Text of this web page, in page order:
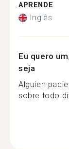
APRENDE
Inglês
Eu quero
seja
Alguien
sobre todo